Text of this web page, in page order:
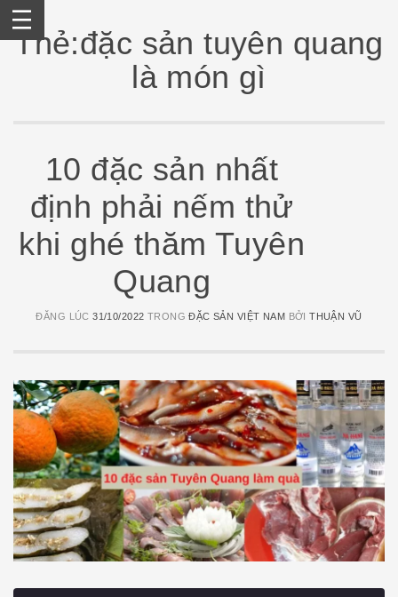
Skip
content
Thẻ:đặc sản tuyên quang
là món gì
10 đặc sản nhất
định phải nếm thử
khi ghé thăm Tuyên
Quang
ĐĂNG LÚC31/10/2022 TRONGĐẶC SẢN VIỆT NAM BỞITHUẬN VŨ